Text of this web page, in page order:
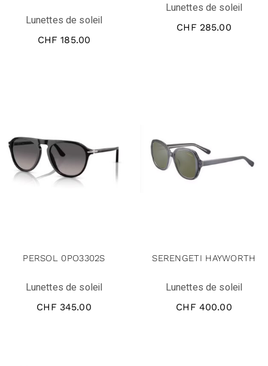
Lunettes de soleil
CHF 185.00
Lunettes de soleil
CHF 285.00
PERSOL 0PO3302S
Lunettes de soleil
CHF 345.00
SERENGETI HAYWORTH
Lunettes de soleil
CHF 400.00